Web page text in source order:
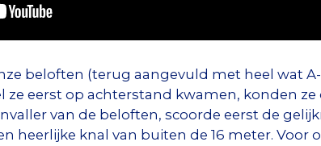
beloften (terug aangevuld met heel wat
ze eerst op achterstand kwamen, konden
van de beloften, scoorde eerst de
heerlijke knal van buiten de 16 meter. Voor